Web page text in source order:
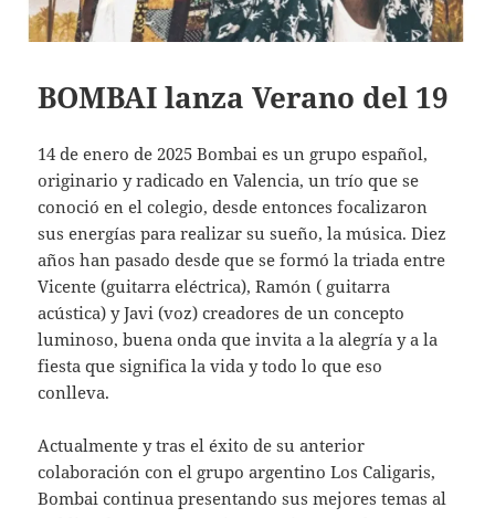
BOMBAI lanza Verano del 19
14 de enero de 2025 Bombai es un grupo español,
originario y radicado en Valencia, un trío que se
conoció en el colegio, desde entonces focalizaron
sus energías para realizar su sueño, la música. Diez
años han pasado desde que se formó la triada entre
Vicente (guitarra eléctrica), Ramón ( guitarra
acústica) y Javi (voz) creadores de un concepto
luminoso, buena onda que invita a la alegría y a la
fiesta que significa la vida y todo lo que eso
conlleva.
Actualmente y tras el éxito de su anterior
colaboración con el grupo argentino Los Caligaris,
Bombai continua presentando sus mejores temas al